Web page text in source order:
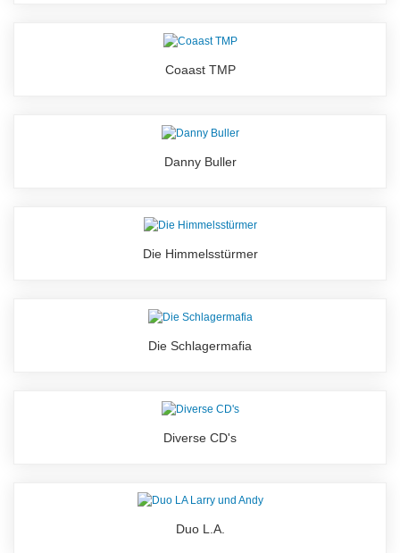
Coaast TMP
Danny Buller
Die Himmelsstürmer
Die Schlagermafia
Diverse CD's
Duo L.A.